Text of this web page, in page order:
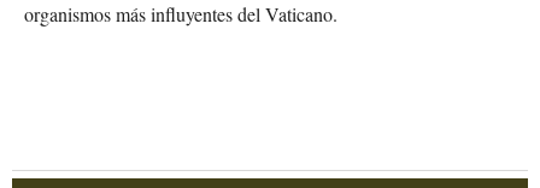
organismos más influyentes del Vaticano.